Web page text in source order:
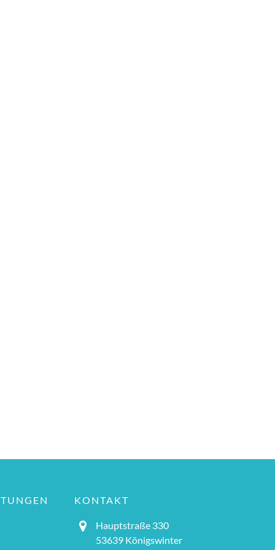
KONTAKT
Hauptstraße 330
53639 Königswinter